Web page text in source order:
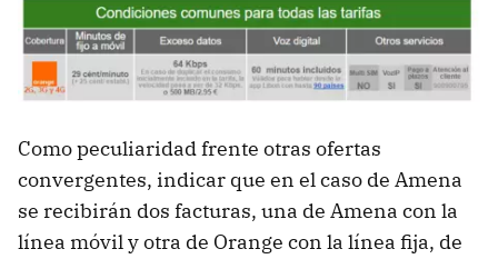
Como peculiaridad frente otras ofertas
convergentes, indicar que en el caso de Amena
se recibirán dos facturas, una de Amena con la
línea móvil y otra de Orange con la línea fija, de